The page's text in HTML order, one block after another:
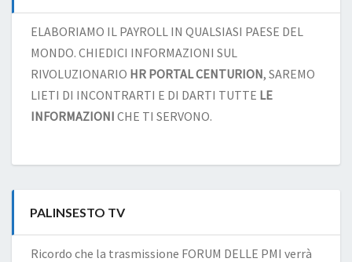
ELABORIAMO IL PAYROLL IN QUALSIASI PAESE DEL
MONDO. CHIEDICI INFORMAZIONI SUL
RIVOLUZIONARIO HR PORTAL CENTURION, SAREMO
LIETI DI INCONTRARTI E DI DARTI TUTTE LE
INFORMAZIONI CHE TI SERVONO.
PALINSESTO TV
Ricordo che la trasmissione FORUM DELLE PMI verrà